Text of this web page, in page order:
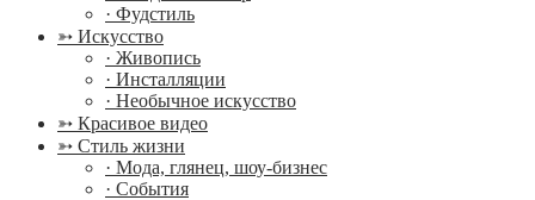
· Фудстиль
➳ Искусство
· Живопись
· Инсталляции
· Необычное искусство
➳ Красивое видео
➳ Стиль жизни
· Мода, глянец, шоу-бизнес
· События